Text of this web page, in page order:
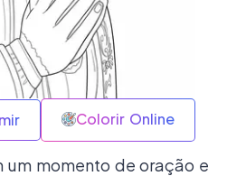
Colorir Online
um momento de oração e